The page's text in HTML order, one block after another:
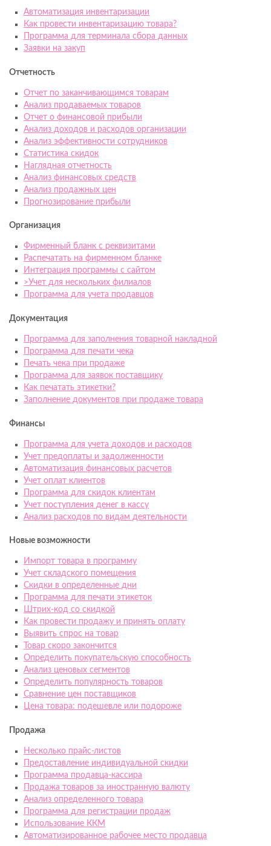
Автоматизация инвентаризации
Как провести инвентаризацию товара?
Программа для терминала сбора данных
Заявки на закуп
Отчетность
Отчет по заканчивающимся товарам
Анализ продаваемых товаров
Отчет о финансовой прибыли
Анализ доходов и расходов организации
Анализ эффективности сотрудников
Статистика скидок
Наглядная отчетность
Анализ финансовых средств
Анализ продажных цен
Прогнозирование прибыли
Организация
Фирменный бланк с реквизитами
Распечатать на фирменном бланке
Интеграция программы с сайтом
>Учет для нескольких филиалов
Программа для учета продавцов
Документация
Программа для заполнения товарной накладной
Программа для печати чека
Печать чека при продаже
Программа для заявок поставщику
Как печатать этикетки?
Заполнение документов при продаже товара
Финансы
Программа для учета доходов и расходов
Учет предоплаты и задолженности
Автоматизация финансовых расчетов
Учет оплат клиентов
Программа для скидок клиентам
Учет поступления денег в кассу
Анализ расходов по видам деятельности
Новые возможности
Импорт товара в программу
Учет складского помещения
Скидки в определенные дни
Программа для печати этикеток
Штрих-код со скидкой
Как провести продажу и принять оплату
Выявить спрос на товар
Товар скоро закончится
Определить покупательскую способность
Анализ ценовых сегментов
Определить популярность товаров
Сравнение цен поставщиков
Цена товара: подешевле или подороже
Продажа
Несколько прайс-листов
Предоставление индивидуальной скидки
Программа продавца-кассира
Продажа товаров за иностранную валюту
Анализ определенного товара
Программа для регистрации продаж
Использование ККМ
Автоматизированное рабочее место продавца